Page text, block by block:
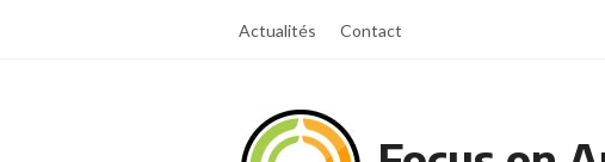
Actualités Contact